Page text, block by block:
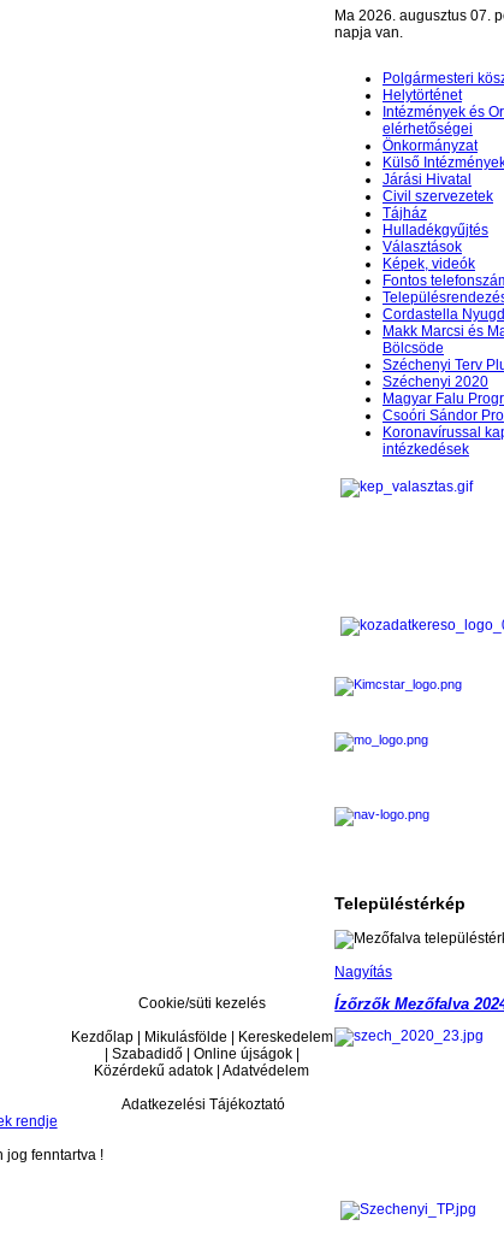
Ma 2026. augusztus 07.
napja van.
Polgármesteri
Helytörténet
Intézmények és
elérhetőségei
Önkormányzat
Külső
Járási Hivatal
Civil szervezetek
Tájház
Hulladékgyűjtés
Választások
Képek, videók
Fontos
Cordastella
Makk Marcsi és
Bölcsöde
Széchenyi Terv
Széchenyi 2020
Magyar Falu
Csoóri Sándor
Koronavírussal
intézkedések
Településtérkép
Nagyítás
Ízőrzők Mezőfalva
Cookie/süti kezelés
Kezdőlap | Mikulásfölde | Kereskedelem
| Szabadidő | Online újságok |
Közérdekű adatok | Adatvédelem
Adatkezelési Tájékoztató
rendje
jog fenntartva !